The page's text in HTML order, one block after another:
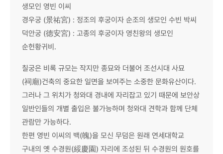
생모인 영빈 이씨
경우궁 (景祐宮) : 정조의 후궁이자 순조의 생모인 수빈 박씨
덕안궁 (德安宮) : 고종의 후궁이자 영친왕의 생모인
순헌황귀비.
칠궁은 비록 규모는 작지만 종묘와 더불어 조선시대 사묘
(祠廟)건축의 중요한 일면을 보여주는 소중한 문화유산이다.
그러나 그 위치가 청와대 경내에 자리잡고 있기 때문에 보안상
일반인들의 개별 출입은 불가능하며 청와대 견학과 함께 단체
관람만 가능하다.
한편 영빈 이씨의 백(魄)을 모신 무덤은 원래 연세대학교
구내의 옛 수경원(綏慶園) 자리에 조성된 뒤 수경원의 원호를